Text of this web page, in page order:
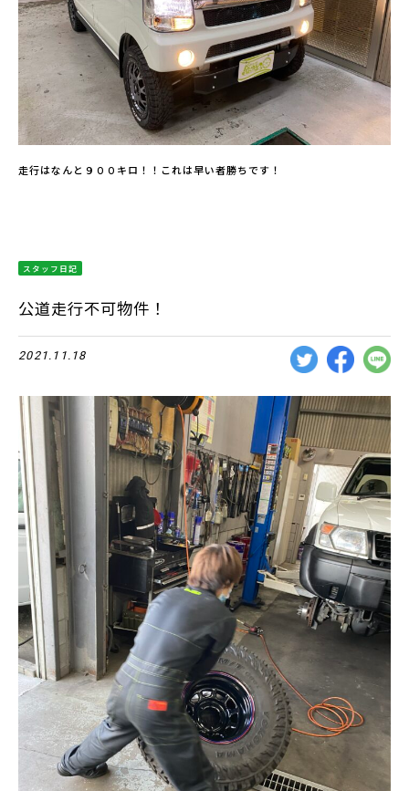
走行はなんと９００キロ！！これは早い者勝ちです！
スタッフ日記
公道走行不可物件！
2021.11.18